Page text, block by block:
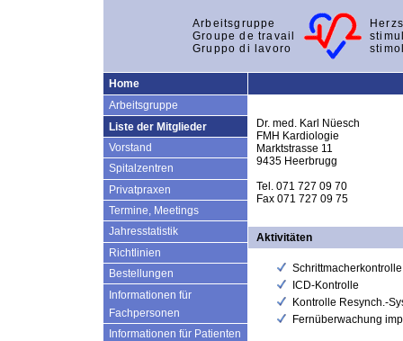
Arbeitsgruppe
Groupe de travail
Gruppo di lavoro
Home
Arbeitsgruppe
Liste der Mitglieder
Vorstand
Spitalzentren
Privatpraxen
Termine, Meetings
Jahresstatistik
Richtlinien
Bestellungen
Informationen für
Fachpersonen
Informationen für Patienten
Dr. med. Karl Nüesch
FMH Kardiologie
Marktstrasse 11
9435 Heerbrugg
Tel. 071 727 09 70
Fax 071 727 09 75
Aktivitäten
Schrittmacherkontrolle
ICD-Kontrolle
Kontrolle Resynch.-
Fernüberwachung